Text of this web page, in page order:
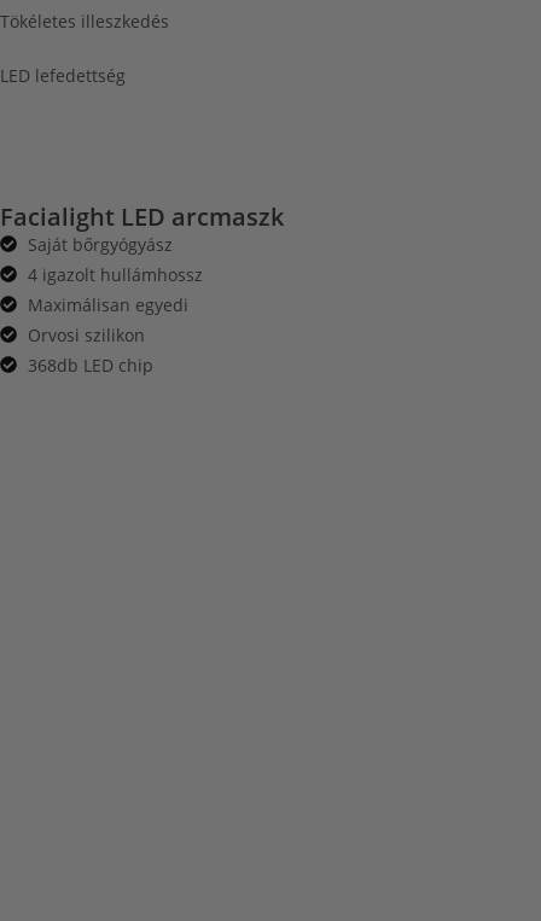
Tökéletes illeszkedés
LED lefedettség
Facialight LED arcmaszk
Saját bőrgyógyász
4 igazolt hullámhossz
Maximálisan egyedi
Orvosi szilikon
368db LED chip